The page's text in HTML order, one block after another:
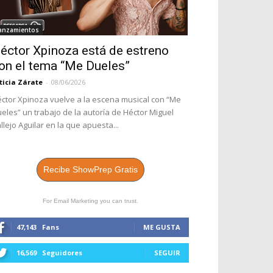
Xpinoza está de estreno
el tema “Me Dueles”
Zárate - 08/06/2026
Xpinoza vuelve a la escena musical con “Me
un trabajo de la autoría de Héctor Miguel
Aguilar en la que apuesta...
Recibe ShowPrep Gratis
For Email Marketing you can trust.
47,143 Fans ME GUSTA
16,569 Seguidores SEGUIR